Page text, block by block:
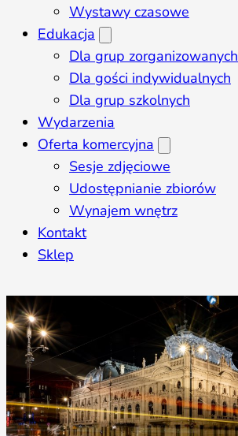
Wystawy czasowe
Edukacja
Dla grup zorganizowanych
Dla gości indywidualnych
Dla grup szkolnych
Wydarzenia
Oferta komercyjna
Sesje zdjęciowe
Udostępnianie zbiorów
Wynajem wnętrz
Kontakt
Sklep